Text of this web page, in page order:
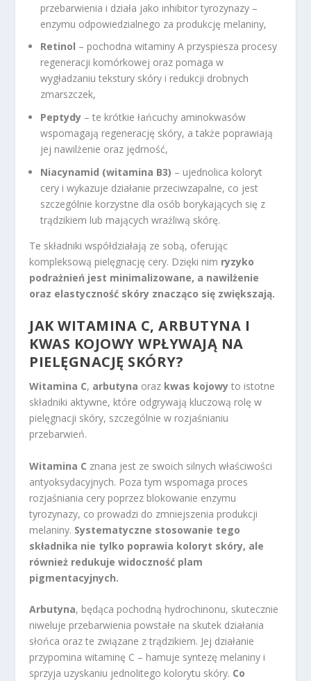
przebarwienia i działa jako inhibitor tyrozynazy –
enzymu odpowiedzialnego za produkcję melaniny,
Retinol – pochodna witaminy A przyspiesza procesy
regeneracji komórkowej oraz pomaga w
wygładzaniu tekstury skóry i redukcji drobnych
zmarszczek,
Peptydy – te krótkie łańcuchy aminokwasów
wspomagają regenerację skóry, a także poprawiają
jej nawilżenie oraz jędrność,
Niacynamid (witamina B3) – ujednolica koloryt
cery i wykazuje działanie przeciwzapalne, co jest
szczególnie korzystne dla osób borykających się z
trądzikiem lub mających wrażliwą skórę.
Te składniki współdziałają ze sobą, oferując
kompleksową pielęgnację cery. Dzięki nim ryzyko
podrażnień jest minimalizowane, a nawilżenie
oraz elastyczność skóry znacząco się zwiększają.
JAK WITAMINA C, ARBUTYNA I
KWAS KOJOWY WPŁYWAJĄ NA
PIELĘGNACJĘ SKÓRY?
Witamina C, arbutyna oraz kwas kojowy to istotne
składniki aktywne, które odgrywają kluczową rolę w
pielęgnacji skóry, szczególnie w rozjaśnianiu
przebarwień.
Witamina C znana jest ze swoich silnych właściwości
antyoksydacyjnych. Poza tym wspomaga proces
rozjaśniania cery poprzez blokowanie enzymu
tyrozynazy, co prowadzi do zmniejszenia produkcji
melaniny. Systematyczne stosowanie tego
składnika nie tylko poprawia koloryt skóry, ale
również redukuje widoczność plam
pigmentacyjnych.
Arbutyna, będąca pochodną hydrochinonu, skutecznie
niweluje przebarwienia powstałe na skutek działania
słońca oraz te związane z trądzikiem. Jej działanie
przypomina witaminę C – hamuje syntezę melaniny i
sprzyja uzyskaniu jednolitego kolorytu skóry. Co